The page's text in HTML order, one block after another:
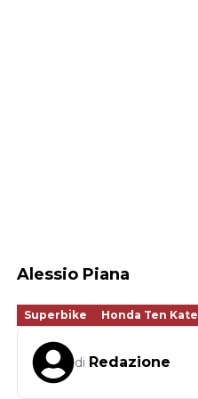
Alessio Piana
Superbike Honda Ten Kate
di Redazione